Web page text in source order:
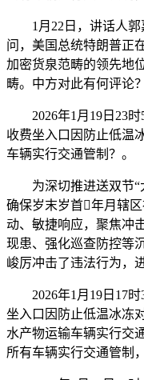
1月22日，讲话人郭
问，美国总统特朗普正
加密货泉范畴的领先地
畴。中方对此有何评论？
2026年1月19日23时
收费坐入口因防止低温
车辆实行交通管制？。
为深切推进送双节“大
确保岁末岁首年月辖
动、敏捷响应，聚焦冲
现患、强化巡查防控等
峻厉冲击了违法行为，
2026年1月19日17时
坐入口因防止低温冰冻
水产物运输车辆实行交
所有车辆实行交通管制